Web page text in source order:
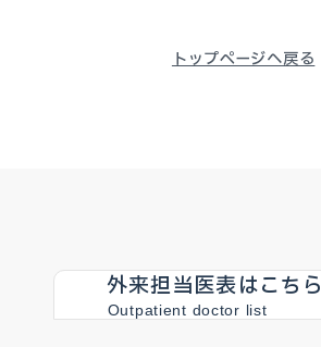
トップページへ戻る
外来担当医表はこちら
Outpatient doctor list